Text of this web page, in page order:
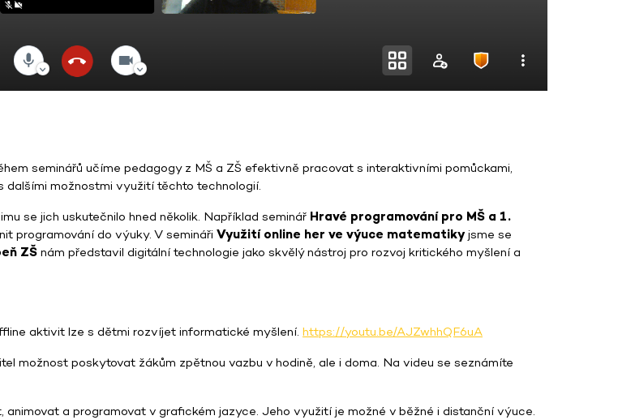
seminářů učíme pedagogy z MŠ a ZŠ efektivně pracovat s interaktivními pomůckami,
dalšími možnostmi využití těchto technologií.
se jich uskutečnilo hned několik. Například seminář Hravé programování pro MŠ a 1.
programování do výuky. V semináři Využití online her ve výuce matematiky jsme se
ZŠ nám představil digitální technologie jako skvělý nástroj pro rozvoj kritického myšlení a
aktivit lze s dětmi rozvíjet informatické myšlení. https://youtu.be/AJZwhhQF6uA
možnost poskytovat žákům zpětnou vazbu v hodině, ale i doma. Na videu se seznámíte
animovat a programovat v grafickém jazyce. Jeho využití je možné v běžné i distanční výuce.